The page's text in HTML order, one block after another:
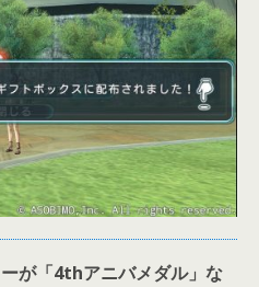
が「4thアニバメダル」な